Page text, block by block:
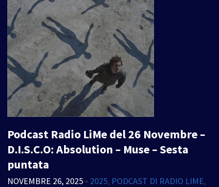
Podcast Radio LiMe del 26 Novembre –
D.I.S.C.O: Absolution – Muse – Sesta
puntata
NOVEMBRE 26, 2025 • 2025, PODCAST DI RADIO LIME,